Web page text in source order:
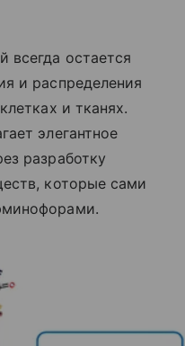
всегда остается
и распределения
и тканях.
элегантное
разработку
которые сами